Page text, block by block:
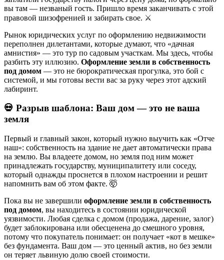
вы там — незваный гость. Пришло время заканчивать с этой
правовой шизофренией и забирать свое. ⚔️
Рынок юридических услуг по оформлению недвижимости
переполнен дилетантами, которые думают, что «дачная
амнистия» — это тур по садовым участкам. Мы здесь, чтобы
разбить эту иллюзию. Оформление земли в собственность
под домом — это не бюрократическая прогулка, это бой с
системой, и мы готовы вести вас за руку через этот адский
лабиринт.
💀 Разрыв шаблона: Ваш дом — это не ваша
земля
Первый и главный закон, который нужно выучить как «Отче
наш»: собственность на здание не дает автоматически права
на землю. Вы владеете домом, но земля под ним может
принадлежать государству, муниципалитету или соседу,
который однажды проснется в плохом настроении и решит
напомнить вам об этом факте. 🤯
Пока вы не завершили оформление земли в собственность
под домом, вы находитесь в состоянии юридической
уязвимости. Любая сделка с домом (продажа, дарение, залог)
будет заблокирована или обесценена до смешного уровня,
потому что покупатель понимает: он получает «кот в мешке»
без фундамента. Ваш дом — это ценный актив, но без земли
он теряет львиную долю своей стоимости.